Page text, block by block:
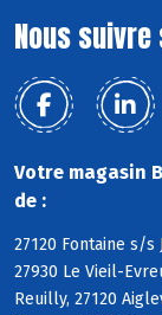
Nous
Votre magasin
de :
27120 Fontaine s/s
27930 Le Vieil-
Reuilly, 27120